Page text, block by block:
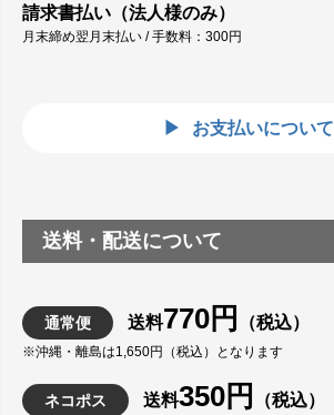
請求書払い（法人様のみ）
月末締め翌月末払い / 手数料：300円
お支払いについて
送料・配送について
通常便 送料770円 （税込）
※沖縄・離島は1,650円（税込）となります
ネコポス 送料350円 （税込）